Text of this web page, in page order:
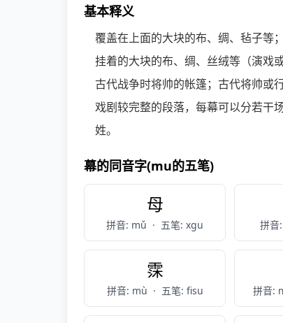
基本释义
覆盖在上面的大块的布、绸、毡子等
挂着的大块的布、绸、丝绒等（演戏
古代战争时将帅的帐篷；古代将帅或
戏剧较完整的段落，每幕可以分若干
姓。
幕的同音字(mu的五笔)
母
拼音: mǔ · 五笔: xgu 拼音
霂
拼音: mù · 五笔: fisu 拼音: